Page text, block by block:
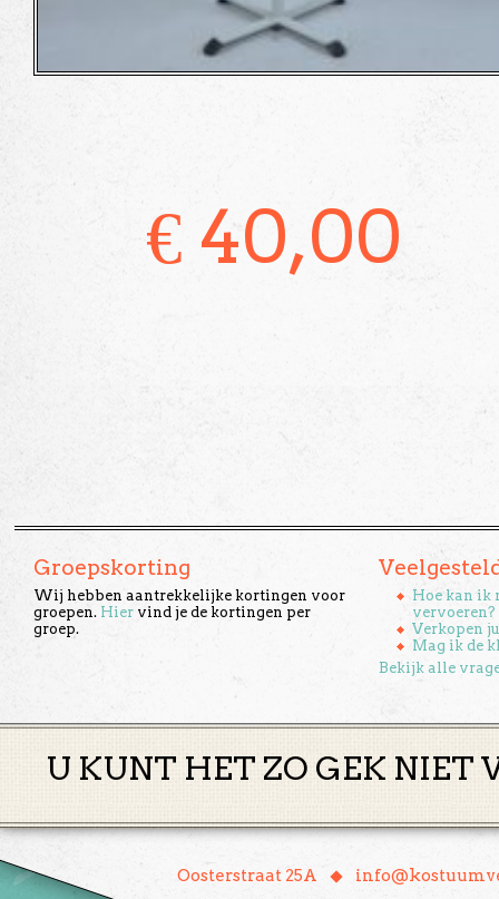
€ 40,00
Groepskorting
Wij hebben aantrekkelijke kortingen voor
groepen. Hier vind je de kortingen per
groep.
Hoe kan ik
vervoeren?
Verkopen
Mag ik de
Bekijk alle
U KUNT HET ZO GEK NIET
Oosterstraat 25A ♦